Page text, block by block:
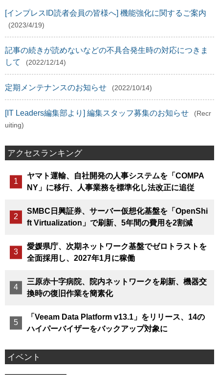
[インプレスID読者会員の皆様へ] 機能強化に関するご案内
(2023/4/19)
記事の続きが読めないなどの不具合発生時の対応につきま
して
(2022/12/14)
定期メンテナンスのお知らせ (2022/10/14)
[IT Leaders編集部より] 編集スタッフ募集のお知らせ
(Recr
uiting)
アクセスランキング
ヤマト運輸、自社開発の人事システムを「COMPA
NY」に移行、人事業務を標準化し法改正に追従
SMBC日興証券、サーバー仮想化基盤を「OpenShi
ft Virtualization」で刷新、5年間の費用を2割減
愛媛県庁、次期ネットワーク基盤でゼロトラストを
全面採用し、2027年1月に稼働
三原赤十字病院、院内ネットワークを刷新、機器交
換時の復旧作業を簡素化
「Veeam Data Platform v13.1」をリリース、14の
ハイパーバイザーをバックアップ対象に
イベント